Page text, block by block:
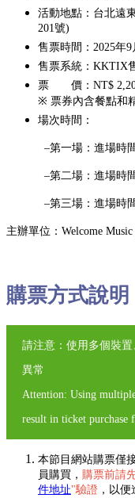
活動地點：台北遠
201號)
售票時間：2025年
售票系統：KKTIX
票 價：NT$
※ 票券內含餐點和
場次時間：
–第一場：進場時
–第二場：進場時
–第三場：進場時
主辦單位：Welcome
購票方式說明
請注意：使用多個裝
異常
Attention: Using
result in ticket purchase
本節目網站購票僅
員購買， 購票前請
件地址"驗證 ，以